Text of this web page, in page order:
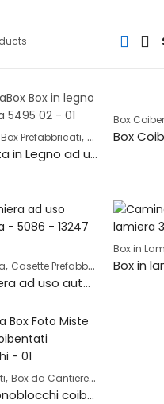
Box Prefabbricati, Casette
Box Casetta in Legno ad una falda ad uso deposito – 5495-2
Box
, Casette Prefabbricate ,Garage
Box in lamiera ad uso autorimessa – 5086
Box in
, Box da Cantiere,Box in Lamiera
Vari Box Monoblocchi coibentati per tutti gli usi e le necessità